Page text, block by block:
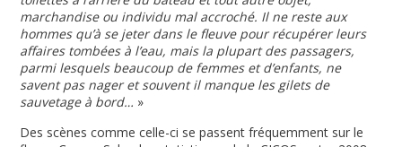
marchandise ou individu mal accro­ché. Il ne reste aux
hommes qu’à se jeter dans le fleuve pour récupérer leurs
affaires tombées à l’eau, mais la plupart des passagers,
parmi lesquels beaucoup de femmes et d’enfants, ne
savent pas nager et souvent il manque les gilets de
sauvetage à bord… »
Des scènes comme celle-ci se passent fréquemment sur le